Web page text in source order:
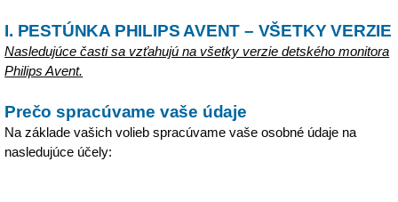
I. PESTÚNKA PHILIPS AVENT – VŠETKY VERZIE
Nasledujúce časti sa vzťahujú na všetky verzie detského monitora
Philips Avent.
Prečo spracúvame vaše údaje
Na základe vašich volieb spracúvame vaše osobné údaje na
nasledujúce účely: